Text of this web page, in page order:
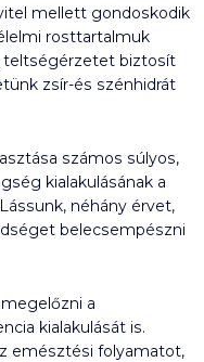
mellett gondoskodik
rosttartalmuk
teltségérzetet biztosít
zsír-és szénhidrát
számos súlyos,
kialakulásának a
néhány érvet,
belecsempészni
a
kialakulását is.
emésztési folyamatot,